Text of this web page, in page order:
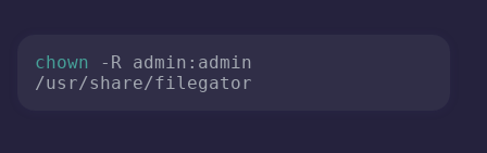
chown -R admin:admin
/usr/share/filegator